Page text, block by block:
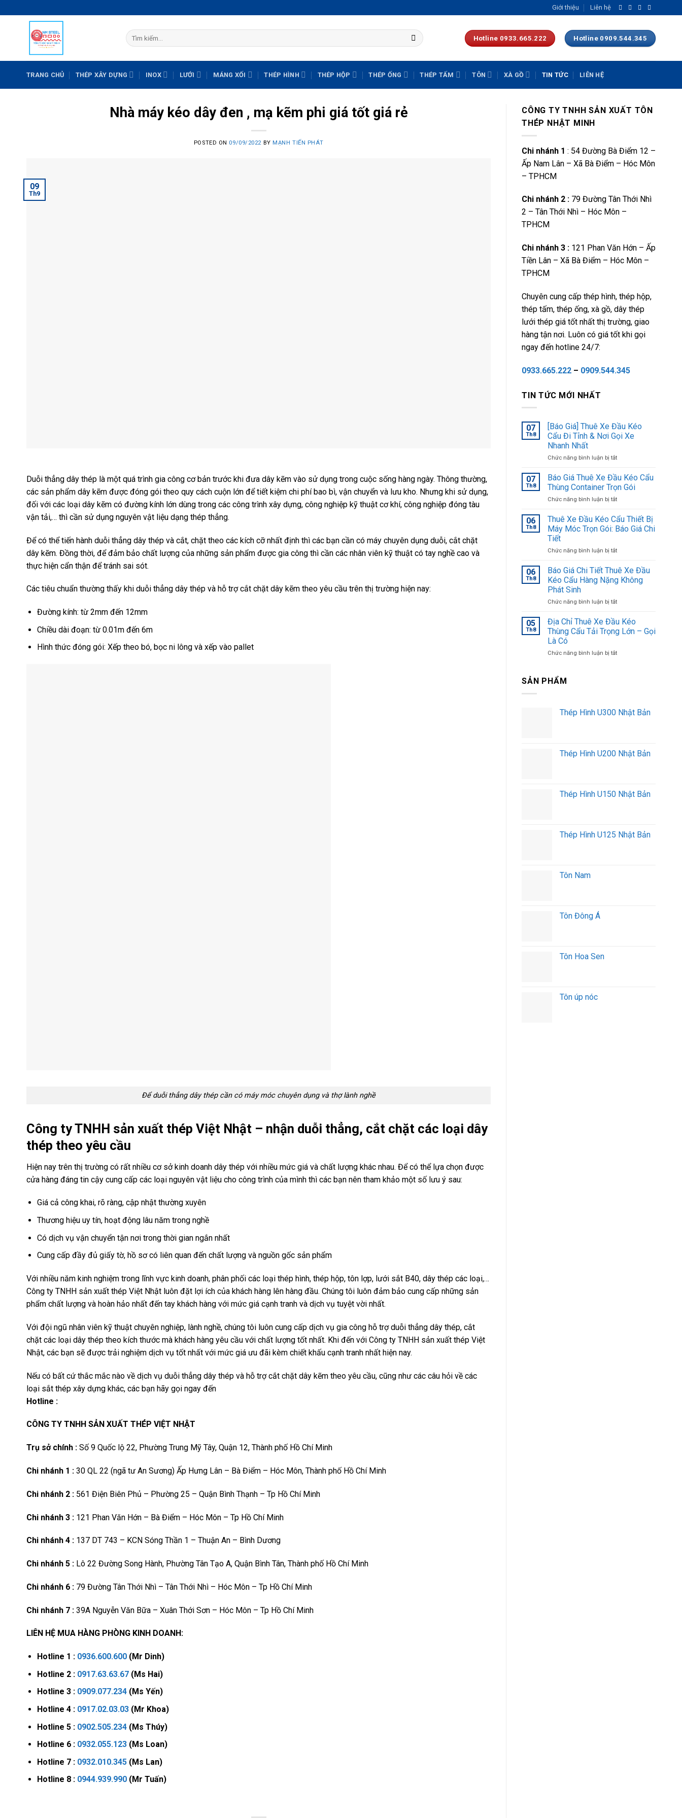
to
Giới thiệu Liên hệ
Tìm
kiếm:
Hotline 0933.665.222 Hotline 0909.544.345
TRANG CHỦ THÉP XÂY DỰNG INOX LƯỚI MÁNG XỐI THÉP HÌNH THÉP HỘP THÉP ỐNG THÉP TẤM TÔN XÀ GỒ TIN TỨC LIÊN HỆ
Nhà máy kéo dây đen , mạ kẽm phi giá tốt giá rẻ
POSTED ON 09/09/2022 BY MẠNH TIẾN PHÁT
09
Th9
Duỗi thẳng dây thép là một quá trình gia công cơ bản trước khi đưa dây kẽm vào sử dụng trong cuộc sống hàng ngày. Thông thường,
các sản phẩm dây kẽm được đóng gói theo quy cách cuộn lớn để tiết kiệm chi phí bao bì, vận chuyển và lưu kho. Nhưng khi sử dụng,
đối với các loại dây kẽm có đường kính lớn dùng trong các công trình xây dựng, công nghiệp kỹ thuật cơ khí, công nghiệp đóng tàu
vận tải,… thì cần sử dụng nguyên vật liệu dạng thép thẳng.
Để có thể tiến hành duỗi thẳng dây thép và cắt, chặt theo các kích cỡ nhất định thì các bạn cần có máy chuyên dụng duỗi, cắt chặt
dây kẽm. Đồng thời, để đảm bảo chất lượng của những sản phẩm được gia công thì cần các nhân viên kỹ thuật có tay nghề cao và
thực hiện cẩn thận để tránh sai sót.
Các tiêu chuẩn thường thấy khi duỗi thẳng dây thép và hỗ trợ cắt chặt dây kẽm theo yêu cầu trên thị trường hiện nay:
Đường kính: từ 2mm đến 12mm
Chiều dài đoạn: từ 0.01m đến 6m
Hình thức đóng gói: Xếp theo bó, bọc ni lông và xếp vào pallet
Để duỗi thẳng dây thép cần có máy móc chuyên dụng và thợ lành nghề
Công ty TNHH sản xuất thép Việt Nhật – nhận duỗi thẳng, cắt chặt các loại dây
thép theo yêu cầu
Hiện nay trên thị trường có rất nhiều cơ sở kinh doanh dây thép với nhiều mức giá và chất lượng khác nhau. Để có thể lựa chọn được
cửa hàng đáng tin cậy cung cấp các loại nguyên vật liệu cho công trình của mình thì các bạn nên tham khảo một số lưu ý sau:
Giá cả công khai, rõ ràng, cập nhật thường xuyên
Thương hiệu uy tín, hoạt động lâu năm trong nghề
Có dịch vụ vận chuyển tận nơi trong thời gian ngắn nhất
Cung cấp đầy đủ giấy tờ, hồ sơ có liên quan đến chất lượng và nguồn gốc sản phẩm
Với nhiều năm kinh nghiệm trong lĩnh vực kinh doanh, phân phối các loại thép hình, thép hộp, tôn lợp, lưới sắt B40, dây thép các loại,…
Công ty TNHH sản xuất thép Việt Nhật luôn đặt lợi ích của khách hàng lên hàng đầu. Chúng tôi luôn đảm bảo cung cấp những sản
phẩm chất lượng và hoàn hảo nhất đến tay khách hàng với mức giá cạnh tranh và dịch vụ tuyệt vời nhất.
Với đội ngũ nhân viên kỹ thuật chuyên nghiệp, lành nghề, chúng tôi luôn cung cấp dịch vụ gia công hỗ trợ duỗi thẳng dây thép, cắt
chặt các loại dây thép theo kích thước mà khách hàng yêu cầu với chất lượng tốt nhất. Khi đến với Công ty TNHH sản xuất thép Việt
Nhật, các bạn sẽ được trải nghiệm dịch vụ tốt nhất với mức giá ưu đãi kèm chiết khấu cạnh tranh nhất hiện nay.
Nếu có bất cứ thắc mắc nào về dịch vụ duỗi thẳng dây thép và hỗ trợ cắt chặt dây kẽm theo yêu cầu, cũng như các câu hỏi về các
loại sắt thép xây dựng khác, các bạn hãy gọi ngay đến
Hotline :
CÔNG TY TNHH SẢN XUẤT THÉP VIỆT NHẬT
Trụ sở chính : Số 9 Quốc lộ 22, Phường Trung Mỹ Tây, Quận 12, Thành phố Hồ Chí Minh
Chi nhánh 1 : 30 QL 22 (ngã tư An Sương) Ấp Hưng Lân – Bà Điểm – Hóc Môn, Thành phố Hồ Chí Minh
Chi nhánh 2 : 561 Điện Biên Phủ – Phường 25 – Quận Bình Thạnh – Tp Hồ Chí Minh
Chi nhánh 3 : 121 Phan Văn Hớn – Bà Điểm – Hóc Môn – Tp Hồ Chí Minh
Chi nhánh 4 : 137 DT 743 – KCN Sóng Thần 1 – Thuận An – Bình Dương
Chi nhánh 5 : Lô 22 Đường Song Hành, Phường Tân Tạo A, Quận Bình Tân, Thành phố Hồ Chí Minh
Chi nhánh 6 : 79 Đường Tân Thới Nhì – Tân Thới Nhì – Hóc Môn – Tp Hồ Chí Minh
Chi nhánh 7 : 39A Nguyễn Văn Bữa – Xuân Thới Sơn – Hóc Môn – Tp Hồ Chí Minh
LIÊN HỆ MUA HÀNG PHÒNG KINH DOANH:
Hotline 1 : 0936.600.600(Mr Dinh)
Hotline 2 : 0917.63.63.67(Ms Hai)
Hotline 3 : 0909.077.234(Ms Yến)
Hotline 4 : 0917.02.03.03(Mr Khoa)
Hotline 5 : 0902.505.234(Ms Thúy)
Hotline 6 : 0932.055.123(Ms Loan)
Hotline 7 : 0932.010.345(Ms Lan)
Hotline 8 : 0944.939.990(Mr Tuấn)
CÔNG TY TNHH SẢN XUẤT TÔN
THÉP NHẬT MINH
Chi nhánh 1 : 54 Đường Bà Điểm 12 –
Ấp Nam Lân – Xã Bà Điểm – Hóc Môn
– TPHCM
Chi nhánh 2 : 79 Đường Tân Thới Nhì
2 – Tân Thới Nhì – Hóc Môn –
TPHCM
Chi nhánh 3 : 121 Phan Văn Hớn – Ấp
Tiền Lân – Xã Bà Điểm – Hóc Môn –
TPHCM
Chuyên cung cấp thép hình, thép hộp,
thép tấm, thép ống, xà gồ, dây thép
lưới thép giá tốt nhất thị trường, giao
hàng tận nơi. Luôn có giá tốt khi gọi
ngay đến hotline 24/7:
0933.665.222 – 0909.544.345
TIN TỨC MỚI NHẤT
07
Th8
[Báo Giá] Thuê Xe Đầu Kéo
Cẩu Đi Tỉnh & Nơi Gọi Xe
Nhanh Nhất
Chức năng bình luận bị tắtở
Giá]
Thuê
Xe
Đầu
Cẩu
Đi
Nơi
Xe
Nhanh
07
Th8
Báo Giá Thuê Xe Đầu Kéo Cẩu
Thùng Container Trọn Gói
Chức năng bình luận bị tắtở
Giá
Thuê
Xe
Kéo
Thùng
Container
Trọn
06
Th8
Thuê Xe Đầu Kéo Cẩu Thiết Bị
Máy Móc Trọn Gói: Báo Giá Chi
Tiết
Chức năng bình luận bị tắtở
Xe
Đầu
Kéo
Thiết
Máy
Móc
Trọn
Báo
06
Th8
Báo Giá Chi Tiết Thuê Xe Đầu
Kéo Cẩu Hàng Nặng Không
Phát Sinh
Chức năng bình luận bị tắtở
Giá
Chi
Tiết
Xe
Phát
05
Th8
Địa Chỉ Thuê Xe Đầu Kéo
Thùng Cẩu Tải Trọng Lớn – Gọi
Là Có
Chức năng bình luận bị tắtở
Thùng
–
SẢN PHẨM
Thép Hình U300 Nhật Bản
Thép Hình U200 Nhật Bản
Thép Hình U150 Nhật Bản
Thép Hình U125 Nhật Bản
Tôn Nam
Tôn Đông Á
Tôn Hoa Sen
Tôn úp nóc